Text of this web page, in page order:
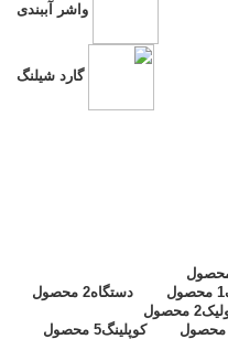
واشر آببندی
گارد شیلنگ
1 محصول دستگاه2 محصول
2 محصول
کوپلینگ5 محصول